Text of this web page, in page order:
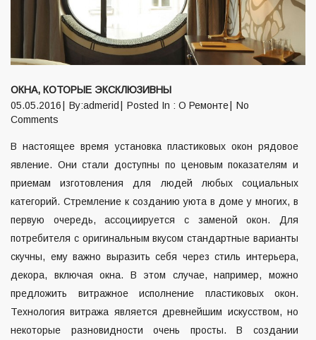
ОКНА, КОТОРЫЕ ЭКСКЛЮЗИВНЫ
05.05.2016
By:admerid Posted In : О Ремонте
No
Comments
В настоящее время установка пластиковых окон рядовое
явление. Они стали доступны по ценовым показателям и
приемам изготовления для людей любых социальных
категорий. Стремление к созданию уюта в доме у многих, в
первую очередь, ассоциируется с заменой окон. Для
потребителя с оригинальным вкусом стандартные варианты
скучны, ему важно выразить себя через стиль интерьера,
декора, включая окна.В этом случае, например, можно
предложить витражное исполнение пластиковых окон.
Технология витража является древнейшим искусством, но
некоторые разновидности очень просты. В создании